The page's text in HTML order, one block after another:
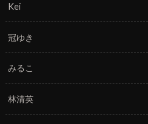
Kei
冠ゆき
みるこ
林清英